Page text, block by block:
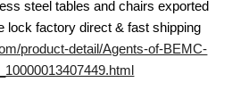
steel tables and chairs exported
lock factory direct & fast shipping
product-detail/Agents-of-BEMC-